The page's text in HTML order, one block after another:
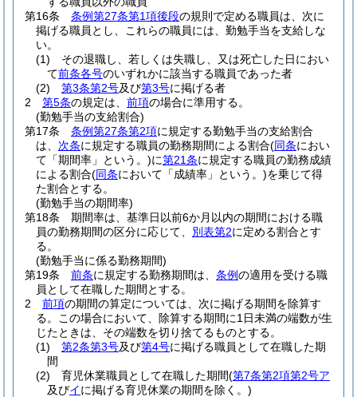
第16条
条例第27条第1項後段の規則で定める職員は、次に
掲げる職員とし、これらの職員には、勤勉手当を支給しな
い。
(1)
その退職し、若しくは失職し、又は死亡した日におい
て前条各号のいずれかに該当する職員であった者
(2)
第3条第2号及び第3号に掲げる者
2
第5条の規定は、 前項の場合に準用する。
(勤勉手当の支給割合)
第17条
条例第27条第2項に規定する勤勉手当の支給割合
は、 次条に規定する職員の勤務期間による割合(同条におい
て「期間率」という。)に第21条に規定する職員の勤務成績
による割合(同条において「成績率」という。)を乗じて得
た割合とする。
(勤勉手当の期間率)
第18条
期間率は、基準日以前6か月以内の期間における職
員の勤務期間の区分に応じて、 別表第2に定める割合とす
る。
(勤勉手当に係る勤務期間)
第19条
前条に規定する勤務期間は、 条例の適用を受ける職
員として在職した期間とする。
2
前項の期間の算定については、次に掲げる期間を除算す
る。
この場合において、除算する期間に1日未満の端数が生
じたときは、その端数を切り捨てるものとする。
(1)
第2条第3号及び第4号に掲げる職員として在職した期
間
(2)
育児休業職員として在職した期間(第7条第2項第2号ア
及びイに掲げる育児休業の期間を除く。)